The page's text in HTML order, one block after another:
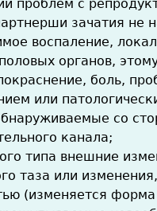
проблем с
зачатия не
воспаление,
органов,
боль,
или
со
канала;
типа внешние
таза или
(изменяется